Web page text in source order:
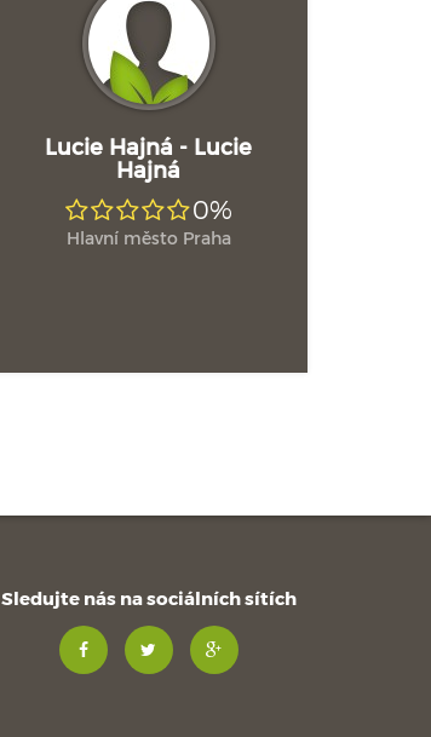
Lucie Hajná - Lucie
Hajná
0%
Hlavní město Praha
Sledujte nás na sociálních sítích